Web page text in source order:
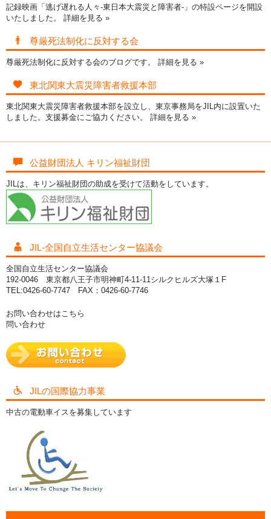
記録映画「逃げ遅れる人々-東日本大震災と障害者-」の特設ページを開設
いたしました。 詳細を見る »
尊厳死法制化に反対する会
尊厳死法制化に反対する会のブログです。 詳細を見る »
東北関東大震災障害者救援本部
東北関東大震災障害者救援本部を設立し、東京事務局をJIL内に設置いた
しました。支援募金にご協力ください。 詳細を見る »
公益財団法人 キリン福祉財団
JILは、キリン福祉財団の助成を受けて活動をしています。
JIL-全国自立生活センター協議会
全国自立生活センター協議会
192-0046 東京都八王子市明神町4-11-11シルクヒルズ大塚１F
TEL:0426-60-7747 FAX：0426-60-7746
お問い合わせはこちら
問い合わせ
JILの国際協力事業
中古の電動車イスを募集しています